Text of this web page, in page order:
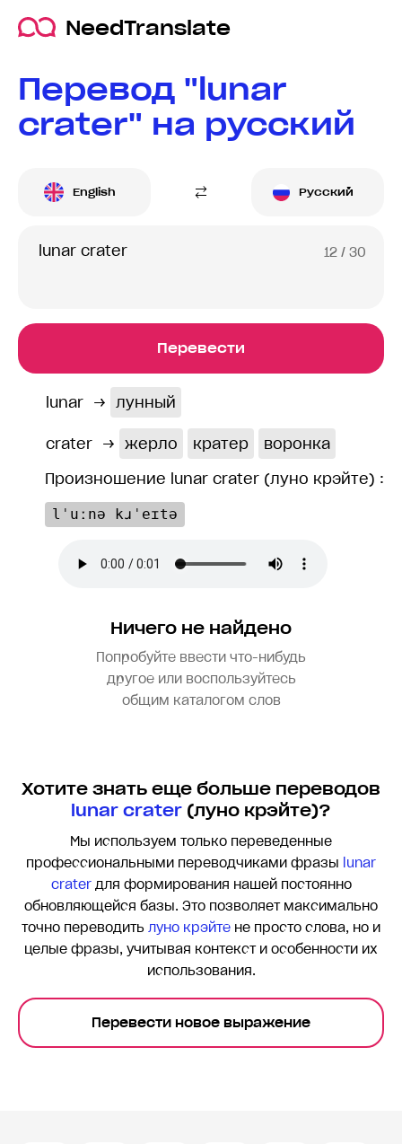
NeedTranslate
Перевод "lunar
crater" на русский
English Русский
12 / 30
Перевести
lunar → лунный
crater → жерло кратер
воронка
Произношение lunar crater (луно крэйте) :
lˈuːnə kɹˈeɪtə
Ничего не найдено
Попробуйте ввести что-нибудь
другое или воспользуйтесь
общим каталогом слов
Хотите знать еще больше переводов
lunar crater (луно крэйте)?
Мы используем только переведенные
профессиональными переводчиками фразы lunar
craterдля формирования нашей постоянно
обновляющейся базы. Это позволяет максимально
точно переводить луно крэйте не просто слова, но и
целые фразы, учитывая контекст и особенности их
использования.
Перевести новое выражение